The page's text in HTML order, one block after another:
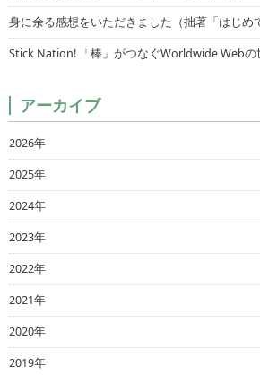
身に余る感想をいただきました（拙著「はじめ
Stick Nation! 「棒」がつなぐWorldwide Webの
アーカイブ
2026年
2025年
2024年
2023年
2022年
2021年
2020年
2019年